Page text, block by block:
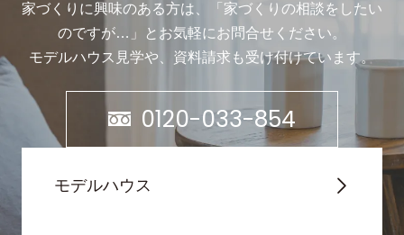
家づくりに興味のある方は、「家づくりの相談をしたい
のですが…」と お気軽にお問合せください。
モデルハウス見学や、資料請求も受け付けています。
0120-033-854
モデルハウス